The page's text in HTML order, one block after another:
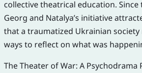
collective theatrical education.
Georg and Natalya’s initiative
that a traumatized Ukrainian society
ways to reflect on what was
The Theater of War: A Psychodrama